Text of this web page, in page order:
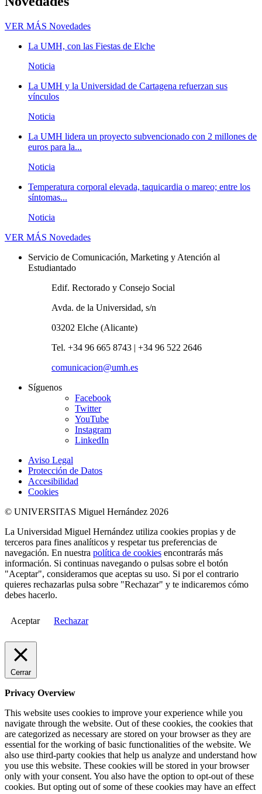
VER MÁS Novedades
La UMH, con las Fiestas de Elche
Noticia
La UMH y la Universidad de Cartagena refuerzan sus
vínculos
Noticia
La UMH lidera un proyecto subvencionado con 2 millones de
euros para la...
Noticia
Temperatura corporal elevada, taquicardia o mareo; entre los
síntomas...
Noticia
VER MÁS Novedades
Servicio de Comunicación, Marketing y Atención al
Estudiantado
Edif. Rectorado y Consejo Social
Avda. de la Universidad, s/n
03202 Elche (Alicante)
Tel. +34 96 665 8743 | +34 96 522 2646
comunicacion@umh.es
Síguenos
Facebook
Twitter
YouTube
Instagram
LinkedIn
Aviso Legal
Protección de Datos
Accesibilidad
Cookies
© UNIVERSITAS Miguel Hernández 2026
La Universidad Miguel Hernández utiliza cookies propias y de
terceros para fines analíticos y respetar tus preferencias de
navegación. En nuestra política de cookies encontrarás más
información. Si continuas navegando o pulsas sobre el botón
"Aceptar", consideramos que aceptas su uso. Si por el contrario
quieres rechazarlas pulsa sobre "Rechazar" y te indicaremos cómo
debes hacerlo.
Aceptar Rechazar
Cerrar
Privacy Overview
This website uses cookies to improve your experience while you
navigate through the website. Out of these cookies, the cookies that
are categorized as necessary are stored on your browser as they are
essential for the working of basic functionalities of the website. We
also use third-party cookies that help us analyze and understand how
you use this website. These cookies will be stored in your browser
only with your consent. You also have the option to opt-out of these
cookies. But opting out of some of these cookies may have an effect